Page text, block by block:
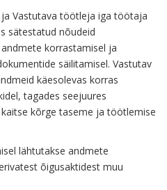
Vastutava töötleja iga töötaja
sätestatud nõudeid
korrastamisel ja
säilitamisel. Vastutav
käesolevas korras
tagades seejuures
kõrge taseme ja töötlemise
lähtutakse andmete
õigusaktidest muu